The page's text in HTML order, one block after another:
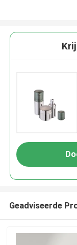
Geadviseerde